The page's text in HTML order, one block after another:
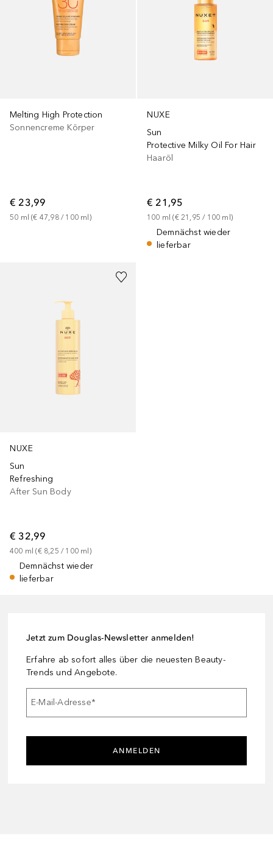
Melting High Protection
Sonnencreme Körper
€ 23,99
50 ml (€ 47,98 / 100 ml )
NUXE
Sun
Protective Milky Oil For Hair
Haaröl
€ 21,95
100 ml (€ 21,95 / 100 ml )
Demnächst wieder
lieferbar
NUXE
Sun
Refreshing
After Sun Body
€ 32,99
400 ml (€ 8,25 / 100 ml )
Demnächst wieder
lieferbar
Jetzt zum Douglas-Newsletter anmelden!
Erfahre ab sofort alles über die neuesten Beauty-
Trends und Angebote.
E-Mail-Adresse*
ANMELDEN